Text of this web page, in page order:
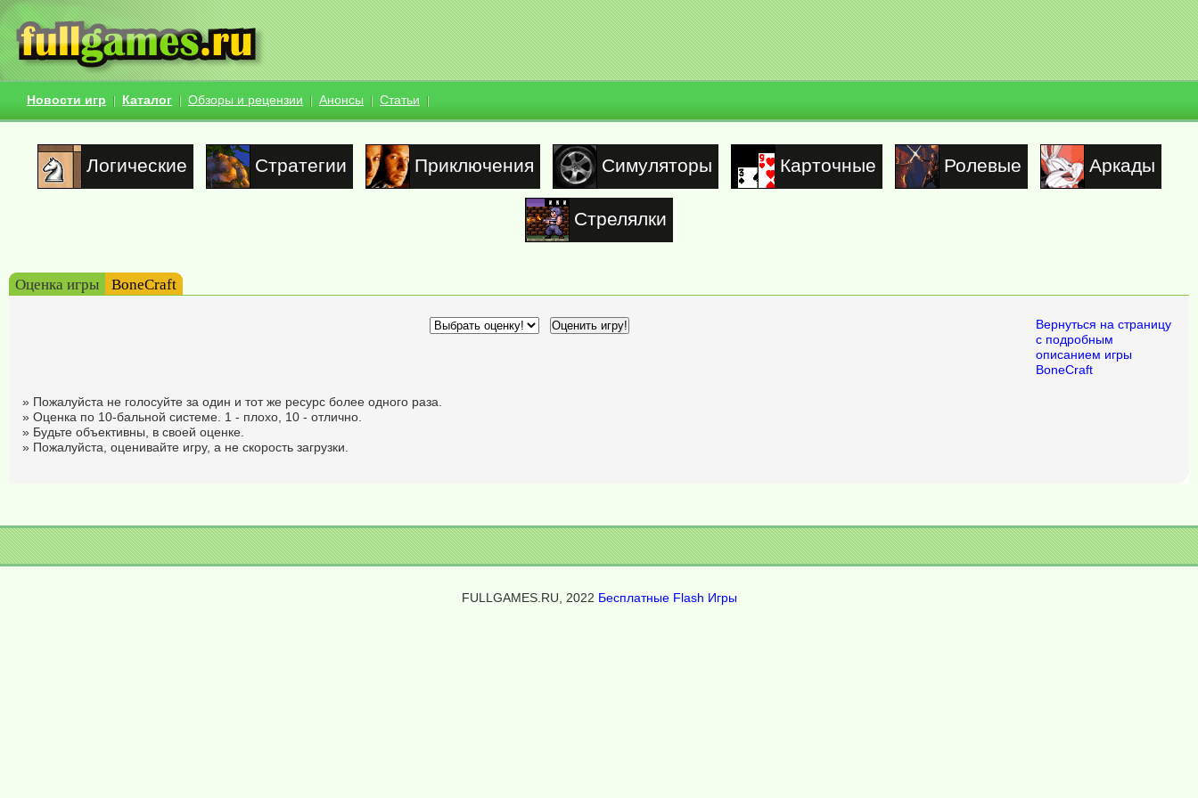
Новости игр Каталог Обзоры и рецензии Анонсы Статьи
Логические Стратегии Приключения Симуляторы Карточные Ролевые Аркады
Стрелялки
Оценка игры BoneCraft
Вернуться на страницу
с подробным
описанием игры
BoneCraft
» Пожалуйста не голосуйте за один и тот же ресурс более одного раза.
» Оценка по 10-бальной системе. 1 - плохо, 10 - отлично.
» Будьте объективны, в своей оценке.
» Пожалуйста, оценивайте игру, а не скорость загрузки.
FULLGAMES.RU, 2022 Бесплатные Flash Игры